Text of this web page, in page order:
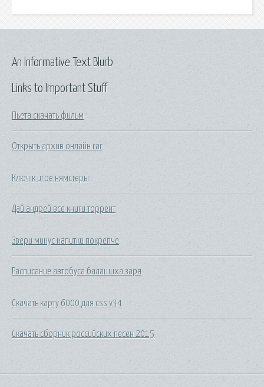
Links to Important Stuff
Пьета скачать фильм
Открыть архив онлайн rar
Ключ к игре нямстеры
Дай андрей все книги торрент
Звери минус напитки покрепче
Расписание автобуса балашиха заря
Скачать карту 6000 для css v34
Скачать сборник российских песен 2015
An Informative Text Blurb